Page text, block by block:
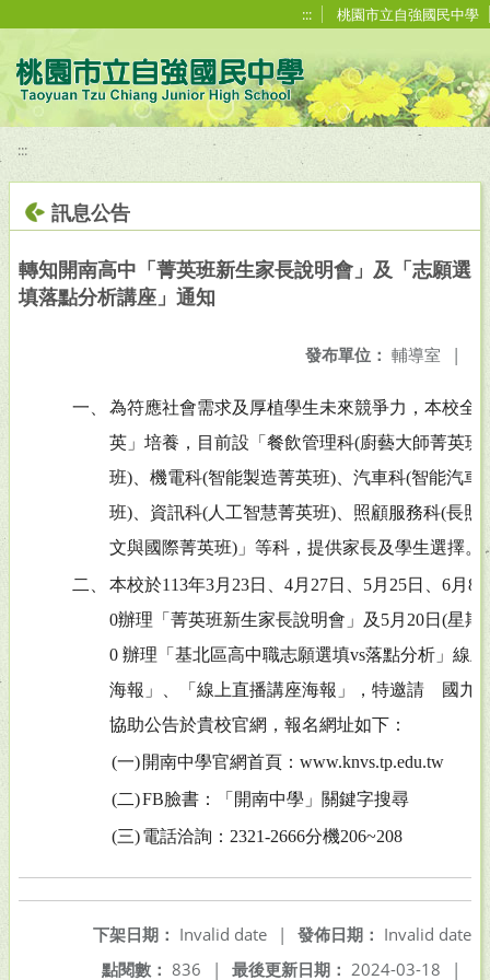
::: 桃園市立自強國民中學
:::
訊息公告
轉知開南高中「菁英班新生家長說明會」及「志願選
填落點分析講座」通知
發布單位： 輔導室 |
一、
為符應社會需求及厚植學生未來競爭力，本校全
英」培養，目前設「餐飲管理科(廚藝大師菁英
班)、機電科(智能製造菁英班)、汽車科(智能汽車
班)、資訊科(人工智慧菁英班)、照顧服務科(長照
文與國際菁英班)」等科，提供家長及學生選擇。
二、
本校於113年3月23日、4月27日、5月25日、6月8
0辦理「菁英班新生家長說明會」及5月20日(星期
0 辦理「基北區高中職志願選填vs落點分析」線
海報」、「線上直播講座海報」，特邀請 國九
協助公告於貴校官網，報名網址如下：
(一) 開南中學官網首頁：www.knvs.tp.edu.tw
(二)FB臉書：「開南中學」關鍵字搜尋
(三)電話洽詢：2321-2666分機206~208
發佈日期： Invalid date
下架日期： Invalid date
|
最後更新日期： 2024-03-18 |
點閱數： 836 |